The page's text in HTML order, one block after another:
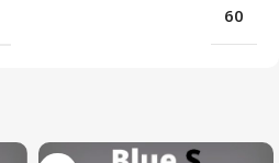
60